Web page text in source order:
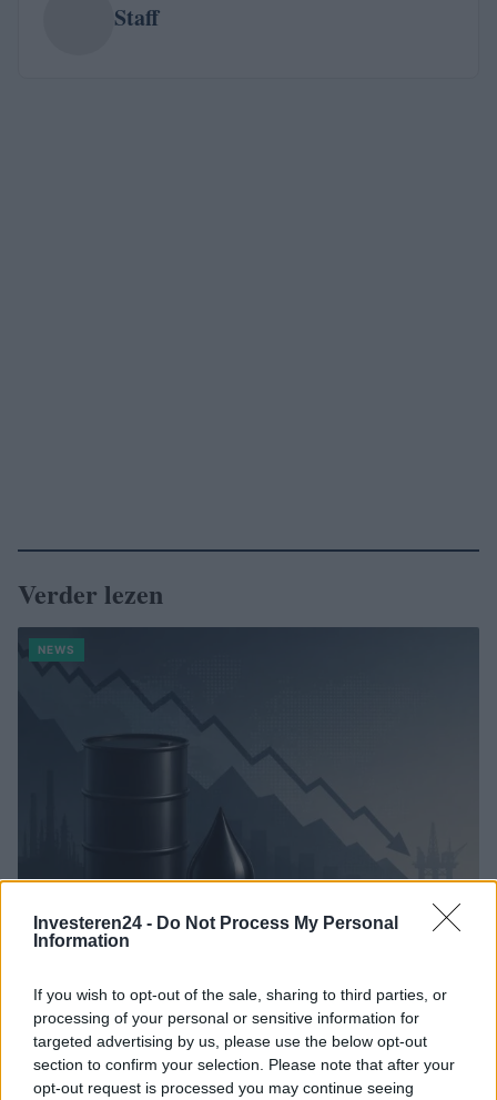
Investeren24 - Do Not Process My Personal
Information
If you wish to opt-out of the sale, sharing to third parties, or
processing of your personal or sensitive information for
targeted advertising by us, please use the below opt-out
section to confirm your selection. Please note that after your
opt-out request is processed you may continue seeing
Staff
Verder lezen
NEWS
Sanne De Vries · 7 aug 2026
NEWS